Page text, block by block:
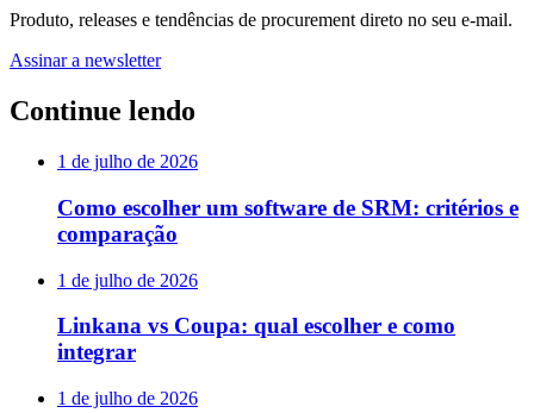
Produto, releases e tendências de procurement direto no seu e-mail.
Assinar a newsletter
Continue lendo
1 de julho de 2026
Como escolher um software de SRM: critérios e
comparação
1 de julho de 2026
Linkana vs Coupa: qual escolher e como
integrar
1 de julho de 2026